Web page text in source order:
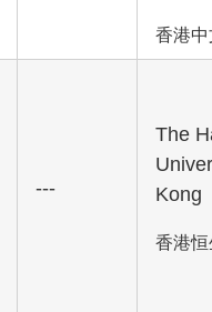
香港
---
The
Kong
香港